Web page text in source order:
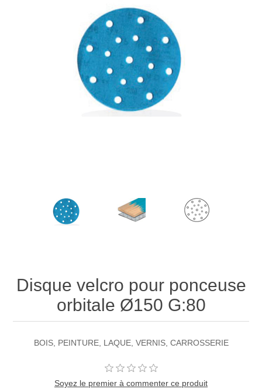
Disque velcro pour ponceuse
orbitale Ø150 G:80
BOIS, PEINTURE, LAQUE, VERNIS, CARROSSERIE
Soyez le premier à commenter ce produit